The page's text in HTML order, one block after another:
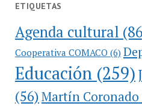
ETIQUETAS
Agenda cultural
Cooperativa COMACO(6)
Educación(259)
(56)Martín Coronado